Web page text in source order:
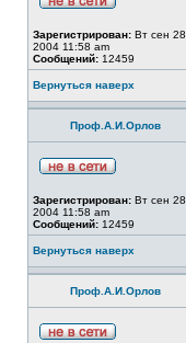
Зарегистрирован: Вт сен 28,
2004 11:58 am
Сообщений: 12459
Вернуться наверх
Проф.А.И.Орлов
Зарегистрирован: Вт сен 28,
2004 11:58 am
Сообщений: 12459
Вернуться наверх
Проф.А.И.Орлов